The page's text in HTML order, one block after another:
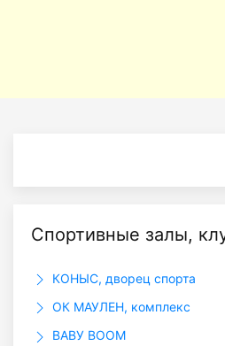
Спортивные залы,
КОНЫС, дворец спорта
ОК МАУЛЕН, комплекс
ВАВУ ВООМ